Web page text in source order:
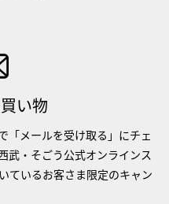
い物
「メールを受け取る」にチェ
武・そごう公式オンラインス
ているお客さま限定のキャン